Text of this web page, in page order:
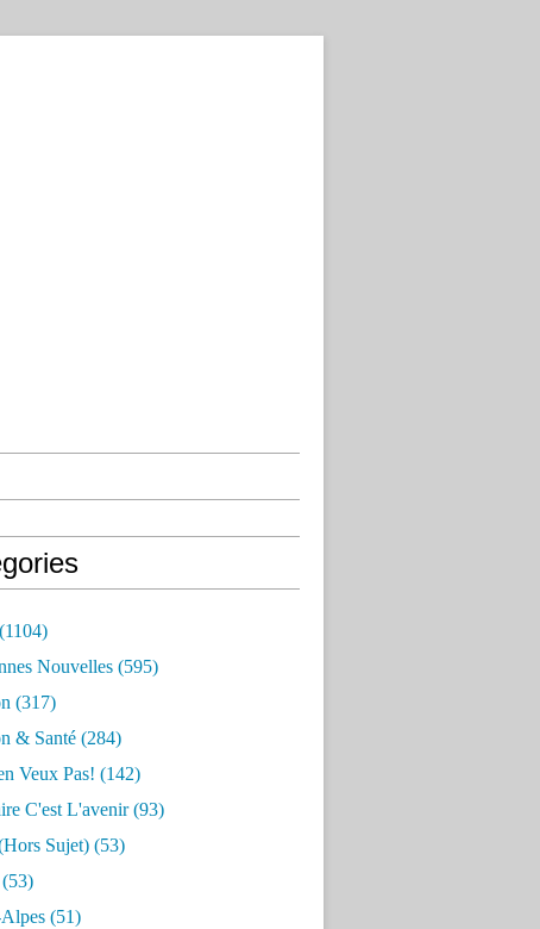
(1104)
Nouvelles (595)
(317)
& Santé (284)
Veux Pas! (142)
C'est L'avenir(93)
Sujet) (53)
(53)
(51)